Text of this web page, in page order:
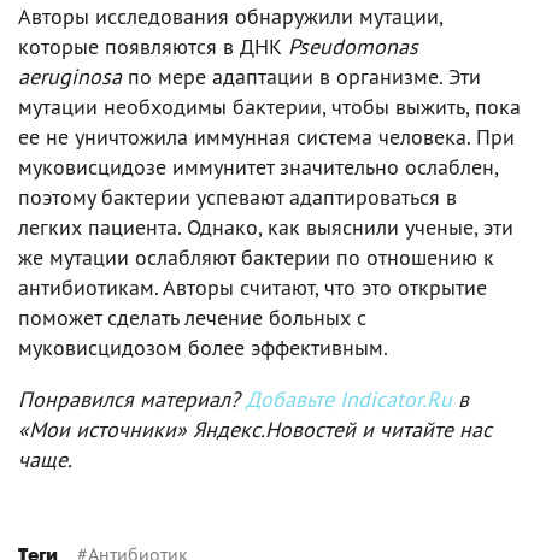
Авторы исследования обнаружили мутации,
которые появляются в ДНК Pseudomonas
aeruginosaпо мере адаптации в организме. Эти
мутации необходимы бактерии, чтобы выжить, пока
ее не уничтожила иммунная система человека. При
муковисцидозе иммунитет значительно ослаблен,
поэтому бактерии успевают адаптироваться в
легких пациента. Однако, как выяснили ученые, эти
же мутации ослабляют бактерии по отношению к
антибиотикам. Авторы считают, что это открытие
поможет сделать лечение больных с
муковисцидозом более эффективным.
Понравился материал?Добавьте Indicator.Ruв
«Мои источники» Яндекс.Новостей и читайте нас
чаще.
Теги #Антибиотик